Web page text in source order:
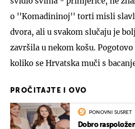
o ''Komadininoj'' torti misli
dvora, ali u svakom slučaju je
završila u nekom košu.
koliko se Hrvatska muči s
PROČITAJTE I OVO
PONOVNI SUSRET
Dobro